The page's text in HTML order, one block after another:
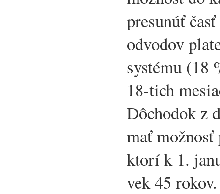
presunúť
odvodov
systému (18
18-tich
Dôchodok z
mať
ktorí k 1.
vek 45 rokov.